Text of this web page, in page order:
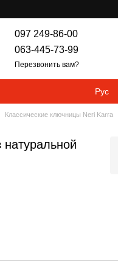
097 249-86-00
063-445-73-99
Перезвонить вам?
Рус
Классические ключницы Neri Karra